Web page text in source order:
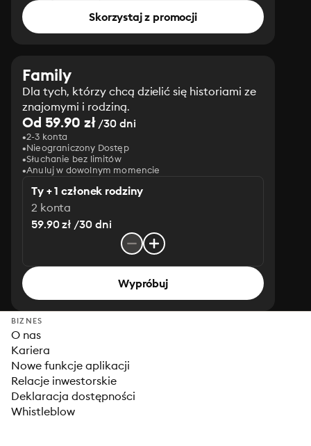
Skorzystaj z promocji
Family
Dla tych, którzy chcą dzielić się historiami ze
znajomymi i rodziną.
Od 59.90 zł/30 dni
2-3 konta
Nieograniczony Dostęp
Słuchanie bez limitów
Anuluj w dowolnym momencie
Ty + 1 członek rodziny
2 konta
59.90 zł /30 dni
Wypróbuj
BIZNES
O nas
Kariera
Nowe funkcje aplikacji
Relacje inwestorskie
Deklaracja dostępności
Whistleblow